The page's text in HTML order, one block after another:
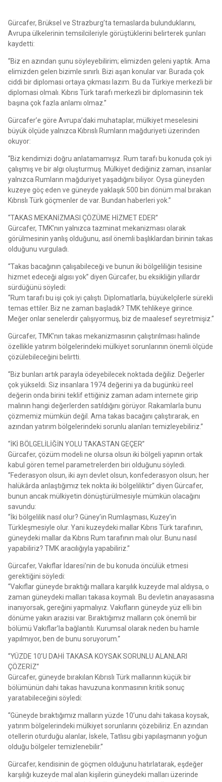
Gürcafer, Brüksel ve Strazburg’ta temaslarda bulunduklarını,
Avrupa ülkelerinin temsilcileriyle görüştüklerini belirterek şunları
kaydetti:
“Biz en azından şunu söyleyebilirim; elimizden geleni yaptık. Ama
elimizden gelen bizimle sınırlı. Bizi aşan konular var. Burada çok
ciddi bir diplomasi ortaya çıkması lazım. Bu da Türkiye merkezli bir
diplomasi olmalı. Kıbrıs Türk tarafı merkezli bir diplomasinin tek
başına çok fazla anlamı olmaz.”
Gürcafer’e göre Avrupa’daki muhataplar, mülkiyet meselesini
büyük ölçüde yalnızca Kıbrıslı Rumların mağduriyeti üzerinden
okuyor:
“Biz kendimizi doğru anlatamamışız. Rum tarafı bu konuda çok iyi
çalışmış ve bir algı oluşturmuş. Mülkiyet dediğiniz zaman, insanlar
yalnızca Rumların mağduriyet yaşadığını biliyor. Oysa güneyden
kuzeye göç eden ve güneyde yaklaşık 500 bin dönüm mal bırakan
Kıbrıslı Türk göçmenler de var. Bundan haberleri yok.”
“TAKAS MEKANİZMASI ÇÖZÜME HİZMET EDER”
Gürcafer, TMK’nın yalnızca tazminat mekanizması olarak
görülmesinin yanlış olduğunu, asıl önemli başlıklardan birinin takas
olduğunu vurguladı.
“Takas bacağının çalışabileceği ve bunun iki bölgeliliğin tesisine
hizmet edeceği algısı yok” diyen Gürcafer, bu eksikliğin yıllardır
sürdüğünü söyledi:
“Rum tarafı bu işi çok iyi çalıştı. Diplomatlarla, büyükelçilerle sürekli
temas ettiler. Biz ne zaman başladık? TMK tehlikeye girince.
Meğer onlar senelerdir çalışıyormuş, biz de maalesef seyretmişiz.”
Gürcafer, TMK’nın takas mekanizmasının çalıştırılması halinde
özellikle yatırım bölgelerindeki mülkiyet sorunlarının önemli ölçüde
çözülebileceğini belirtti.
“Biz bunları artık parayla ödeyebilecek noktada değiliz. Değerler
çok yükseldi. Siz insanlara 1974 değerini ya da bugünkü reel
değerin onda birini teklif ettiğiniz zaman adam internete girip
malının hangi değerlerden satıldığını görüyor. Rakamlarla bunu
çözmemiz mümkün değil. Ama takas bacağını çalıştırarak, en
azından yatırım bölgelerindeki sorunlu alanları temizleyebiliriz.”
“İKİ BÖLGELİLİĞİN YOLU TAKASTAN GEÇER”
Gürcafer, çözüm modeli ne olursa olsun iki bölgeli yapının ortak
kabul gören temel parametrelerden biri olduğunu söyledi.
“Federasyon olsun, iki ayrı devlet olsun, konfederasyon olsun; her
halükârda anlaştığımız tek nokta iki bölgeliliktir” diyen Gürcafer,
bunun ancak mülkiyetin dönüştürülmesiyle mümkün olacağını
savundu:
“İki bölgelilik nasıl olur? Güney’in Rumlaşması, Kuzey’in
Türkleşmesiyle olur. Yani kuzeydeki mallar Kıbrıs Türk tarafının,
güneydeki mallar da Kıbrıs Rum tarafının malı olur. Bunu nasıl
yapabiliriz? TMK aracılığıyla yapabiliriz.”
Gürcafer, Vakıflar İdaresi’nin de bu konuda öncülük etmesi
gerektiğini söyledi:
“Vakıflar güneyde bıraktığı mallara karşılık kuzeyde mal aldıysa, o
zaman güneydeki malları takasa koymalı. Bu devletin anayasasına
inanıyorsak, gereğini yapmalıyız. Vakıfların güneyde yüz elli bin
dönüme yakın arazisi var. Bıraktığımız malların çok önemli bir
bölümü Vakıflar’la bağlantılı. Kurumsal olarak neden bu hamle
yapılmıyor, ben de bunu soruyorum.”
“YÜZDE 10’U DAHİ TAKASA KOYSAK SORUNLU ALANLARI
ÇÖZERİZ”
Gürcafer, güneyde bırakılan Kıbrıslı Türk mallarının küçük bir
bölümünün dahi takas havuzuna konmasının kritik sonuç
yaratabileceğini söyledi:
“Güneyde bıraktığımız malların yüzde 10’unu dahi takasa koysak,
yatırım bölgelerindeki mülkiyet sorunlarını çözebiliriz. En azından
otellerin oturduğu alanlar, İskele, Tatlısu gibi yapılaşmanın yoğun
olduğu bölgeler temizlenebilir.”
Gürcafer, kendisinin de göçmen olduğunu hatırlatarak, eşdeğer
karşılığı kuzeyde mal alan kişilerin güneydeki malları üzerinde